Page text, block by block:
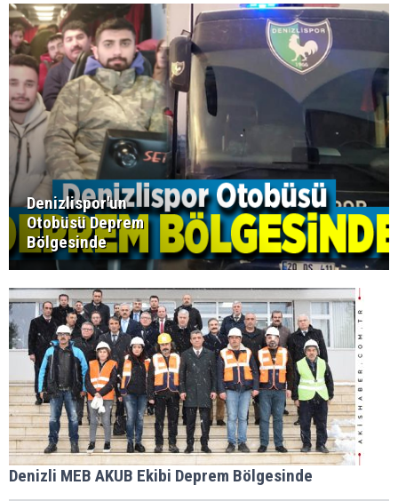
Denizlispor'un
Otobüsü Deprem
Bölgesinde
Denizli MEB AKUB Ekibi Deprem Bölgesinde